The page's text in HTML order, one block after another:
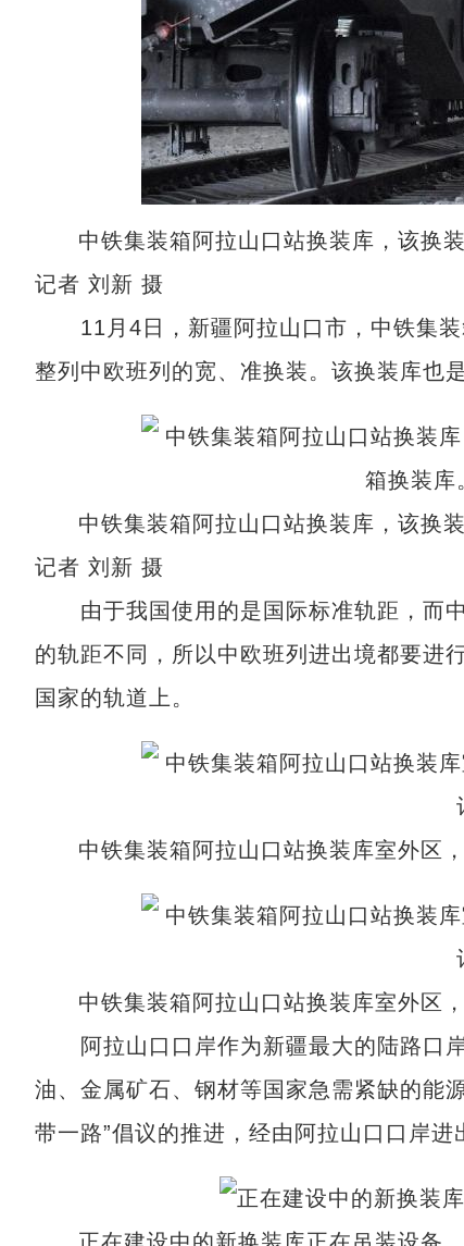
中铁集装箱阿拉山口站换装库，该换
记者 刘新 摄
11月4日，新疆阿拉山口市，中铁集装
整列中欧班列的宽、准换装。该换装库也
中铁集装箱阿拉山口站换装库，该换
记者 刘新 摄
由于我国使用的是国际标准轨距，而中
的轨距不同，所以中欧班列进出境都要进
国家的轨道上。
中铁集装箱阿拉山口站换装库室外区
中铁集装箱阿拉山口站换装库室外区
阿拉山口口岸作为新疆最大的陆路口岸
油、金属矿石、钢材等国家急需紧缺的能
带一路”倡议的推进，经由阿拉山口口岸进